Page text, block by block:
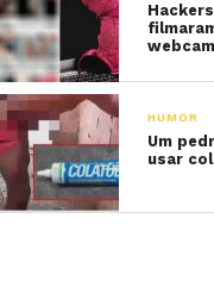
HUMOR
Um
usar